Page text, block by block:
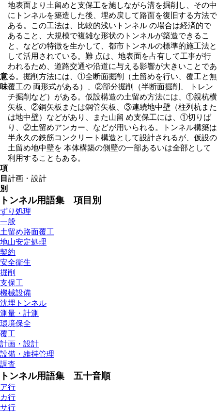
意
味
地表面より土留めと支保工を施しながら溝を掘削し、その中
にトンネルを築造した後、埋め戻して路面を復旧する方法で
ある。この工法は、比較的浅いトンネル の場合は経済的で
あること、大規模で複雑な形状のトンネルが築造できるこ
と、などの特徴を生かして、都市トンネルの標準的施工法と
して活用されている。難 点は、地表面を占有して工事が行
われるため、道路交通や沿道に与える影響が大きいことであ
る。掘削方法には、①全断面掘削（土留めを行い、覆工と無
覆工の 両形式がある）、②部分掘削（半断面掘削、 トレン
チ掘削など）がある。仮設構造の土留め方法には、①親杭横
矢板、②鋼矢板または鋼管矢板、③連続地中壁（柱列杭また
は地中壁）などがあり、また山留 め支保工には、①切りば
り、②土留めアンカー、などが用いられる。トンネル構築は
半永久の鉄筋コンクリート構造として設計されるが、仮設の
土留め地中壁を 本体構築の側壁の一部あるいは全部として
利用することもある。
項
目
別
計画・設計
トンネル用語集 項目別
ずり処理
一般
土留め路面覆工
地山安定処理
契約
安全衛生
掘削
支保工
機械設備
沈埋トンネル
測量・計測
環境保全
覆工
計画・設計
設備・維持管理
調査
トンネル用語集 五十音順
ア行
カ行
サ行